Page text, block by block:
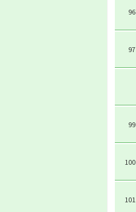
96
97
99
100
101